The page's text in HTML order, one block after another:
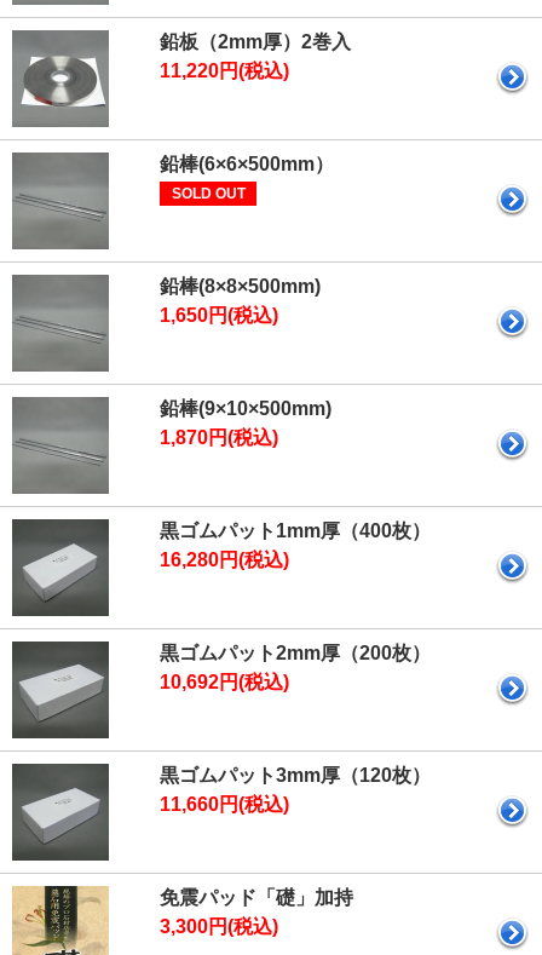
鉛板（2mm厚）2巻入
11,220円(税込)
鉛棒(6×6×500mm）
SOLD OUT
鉛棒(8×8×500mm)
1,650円(税込)
鉛棒(9×10×500mm)
1,870円(税込)
黒ゴムパット1mm厚（400枚）
16,280円(税込)
黒ゴムパット2mm厚（200枚）
10,692円(税込)
黒ゴムパット3mm厚（120枚）
11,660円(税込)
免震パッド「礎」加持
3,300円(税込)